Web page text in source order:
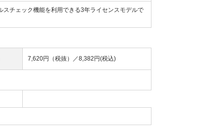
チェック機能を利用できる3年ライセンスモデルで
7,620円（税抜）／8,382円(税込)